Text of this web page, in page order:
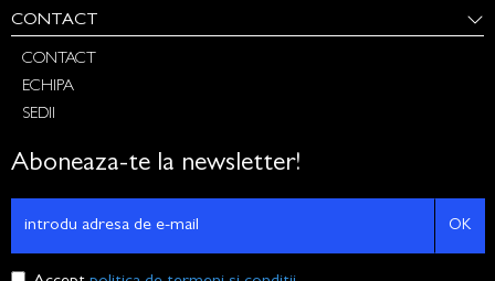
CONTACT
CONTACT
ECHIPA
SEDII
Aboneaza-te la newsletter!
OK